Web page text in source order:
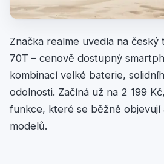
Značka realme uvedla na
70T – cenově dostupný
kombinací velké baterie,
odolnosti. Začíná už na 2 199
funkce, které se běžně objevují
modelů.